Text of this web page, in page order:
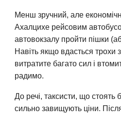
Менш зручний, але
Ахалцихе рейсовим
автовокзалу пройти пішки
Навіть якщо вдасться трохи
витратите багато сил і
радимо.
До речі, таксисти, що стоять
сильно завищують ціни.